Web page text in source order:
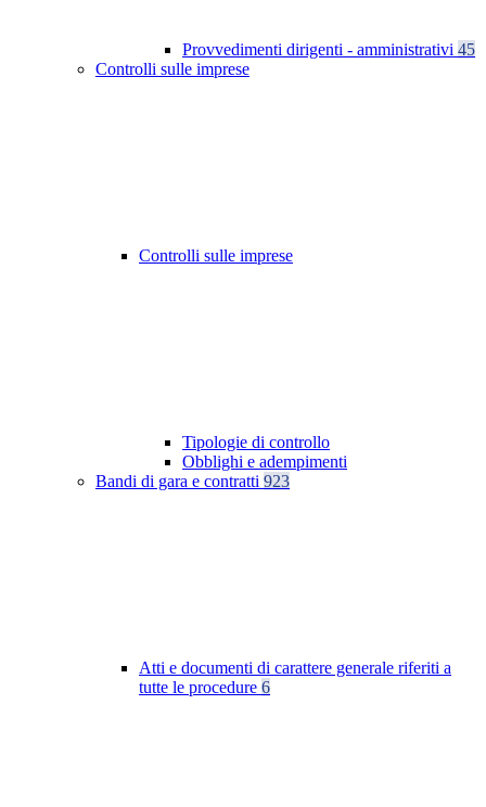
Provvedimenti dirigenti - amministrativi 45
Controlli sulle imprese
Controlli sulle imprese
Tipologie di controllo
Obblighi e adempimenti
Bandi di gara e contratti 923
Atti e documenti di carattere generale riferiti a
tutte le procedure 6